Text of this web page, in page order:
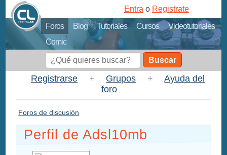
Foros Blog Tutoriales Cursos
Videotutoriales
Comic
Entra o Registrate
Buscar
Registrarse + Grupos +
Ayuda del
foro
Foros de discusión
Perfil de Adsl10mb